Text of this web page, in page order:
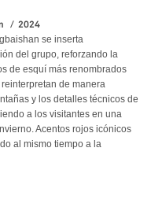
2024
se inserta
del grupo, reforzando la
de esquí más renombrados
de manera
y los detalles técnicos de
a los visitantes en una
Acentos rojos icónicos
al mismo tiempo a la